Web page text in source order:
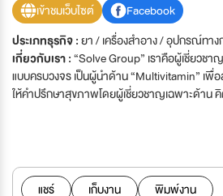
เข้าชมเว็บไซต์
Facebook
ประเภทธุรกิจ :ยา / เครื่องสำอาง / อุปกรณ์ทา
เกี่ยวกับเรา :“Solve Group” เราคือผู้เชี่ยว
แบบครบวงจร เป็นผู้นำด้าน “Multivitamin” เพื่
ให้คำปรึกษาสุขภาพโดยผู้เชี่ยวชาญเฉพาะด้าน
แชร์ เก็บงาน
พิมพ์งาน